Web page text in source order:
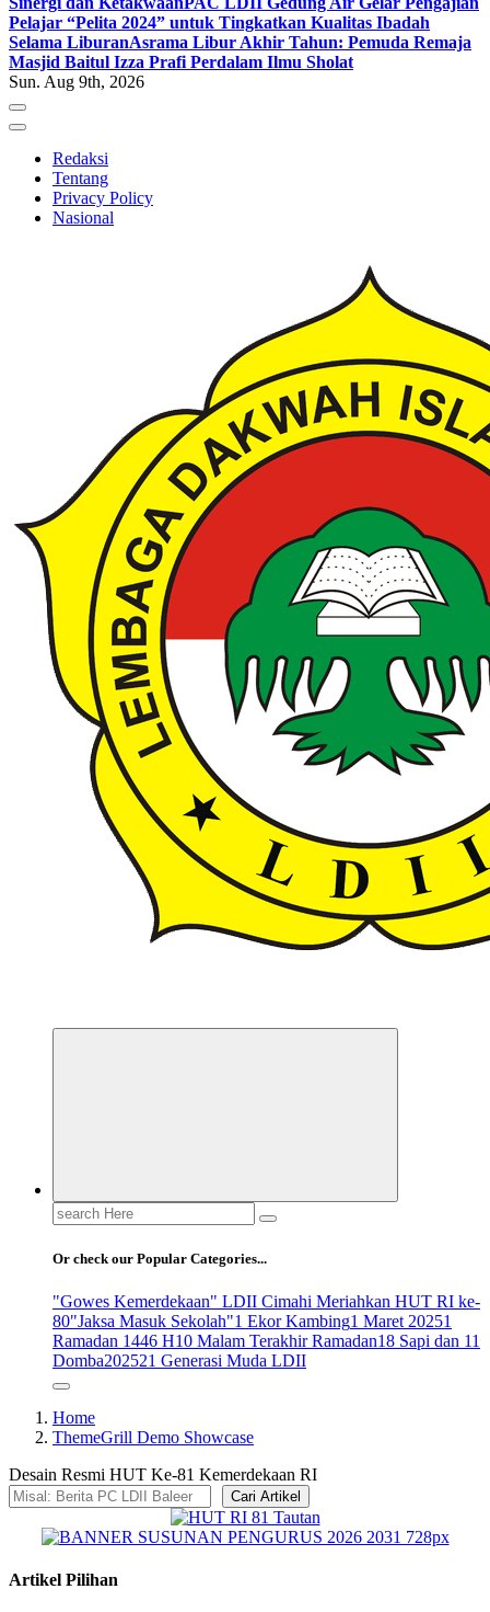
Pelajar “Pelita 2024” untuk Tingkatkan Kualitas Ibadah
Selama LiburanAsrama Libur Akhir Tahun: Pemuda Remaja
Masjid Baitul Izza Prafi Perdalam Ilmu Sholat
Sun. Aug 9th, 2026
Redaksi
Tentang
Privacy Policy
Nasional
Search
for:
Or check our Popular Categories...
"Gowes Kemerdekaan" LDII Cimahi Meriahkan HUT RI ke-
80"Jaksa Masuk Sekolah"1 Ekor Kambing1 Maret 20251
Ramadan 1446 H10 Malam Terakhir Ramadan18 Sapi dan 11
Domba202521 Generasi Muda LDII
Home
ThemeGrill Demo Showcase
Desain Resmi HUT Ke-81 Kemerdekaan RI
Cari Artikel
Artikel Pilihan